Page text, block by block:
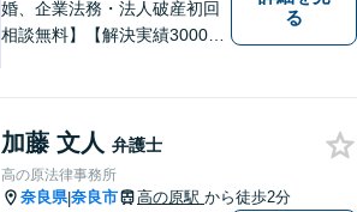
婚、企業法務・法人破産初回
相談無料】【解決実績3000件
務のお悩みは【弁護士法人ｉ
（アイ）奈良法律事務所】に
おまかせください！
る
加藤 文人 弁護士
高の原法律事務所
奈良県|奈良市 高の原駅 から徒歩2分